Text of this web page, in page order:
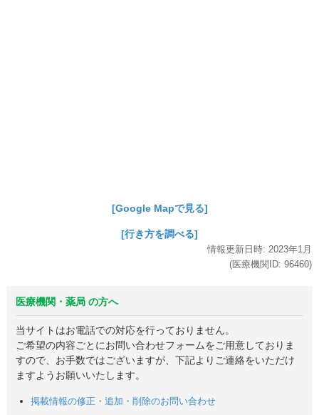
[Google Mapで見る]
[行き方を調べる]
情報更新日時: 2023年1月
(医療機関ID: 96460)
医療機関・薬局 の方へ
当サイトはお電話での対応を行っておりません。
ご希望の内容ごとにお問い合わせフォームをご用意しておりま
すので、お手数ではございますが、下記よりご連絡をいただけ
ますようお願いいたします。
掲載情報の修正・追加・削除のお問い合わせ